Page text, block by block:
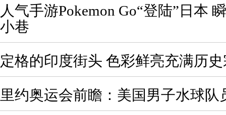
人气手游Pokemon Go“登陆”日本
小巷
定格的印度街头 色彩鲜亮充满历
里约奥运会前瞻：美国男子水球队